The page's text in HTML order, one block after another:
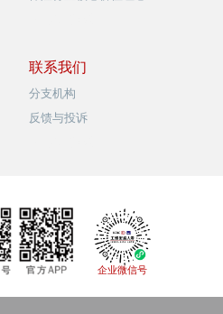
联系我们
分支机构
反馈与投诉
企业微信号